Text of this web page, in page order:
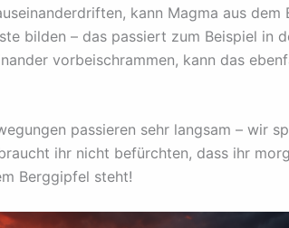
kann Magma aus dem
bilden – das passiert zum Beispiel in
vorbeischrammen, kann das
passieren sehr langsam – wir
ihr nicht befürchten, dass ihr
Berggipfel steht!